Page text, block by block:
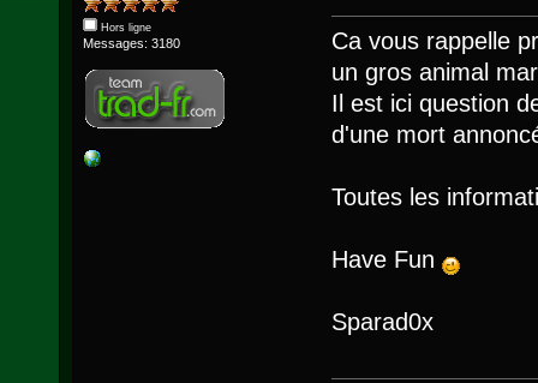
Hors ligne
Messages: 3180
Ca vous rappelle
un gros animal
Il est ici question
d'une mort
Toutes les
Have Fun
Sparad0x